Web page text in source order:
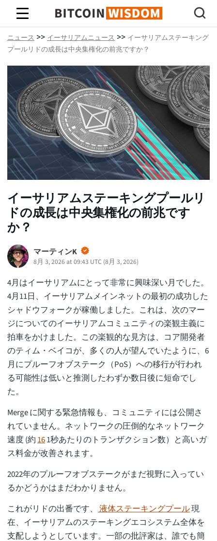
ビットコインの知恵
ニュース >> イーサリアムニュース >> イーサリアムステーキング
プールリドの成長は中央集権化の前兆ですか？
イーサリアムステーキングプールリ
ドの成長は中央集権化の前兆です
か？
マーティンK
8月 3, 2026 at 09:43 UTC (8月 3, 2026)
4月はイーサリアムにとって非常に興味深い月でした。
4月11日、イーサリアムメインネットの最初の成功した
シャドウフォークが稼働しました。これは、次のマー
ジについてのイーサリアムコミュニティの楽観主義に
拍車をかけました。この楽観的な見方は、コア開発者
のティム・ベイコが、多くの人が望んでいたように、6
月にプルーフオブステーク（PoS）への移行が行われ
る可能性は低いと推測したわずか数日後に短命でし
た。
Merge に関する緊急情報も、コミュニティには公開さ
れていません。ネットワークの圧倒的なネットワーク
速度 (約161秒あたりのトランザクション数）と高いガ
ス料金が改善されます。
2022年のプルーフオブステークがまだ視野に入ってい
るかどうかはまだわかりません。
これがリドの出番です、 液体ステーキングプール現
在、イーサリアムのステーキングエコシステム全体を
支配しようとしています。一部の批評家は、誰でも簡